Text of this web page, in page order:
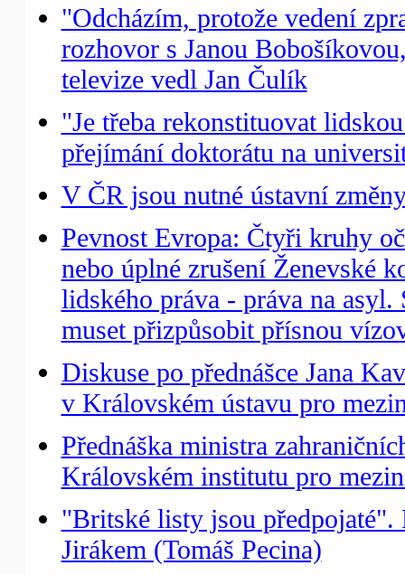
"Odcházím, protože vedení
rozhovor s Janou
televize vedl Jan Čulík
"Je třeba rekonstituovat
přejímání doktorátu na
V ČR jsou nutné ústavní
Pevnost Evropa: Čtyři kruhy
nebo úplné zrušení Ženevské
lidského práva - práva na asyl.
muset přizpůsobit přísnou
Diskuse po přednášce Jana
v Královském ústavu pro
Přednáška ministra
Královském institutu pro
"Britské listy jsou předpojaté".
Jirákem (Tomáš Pecina)